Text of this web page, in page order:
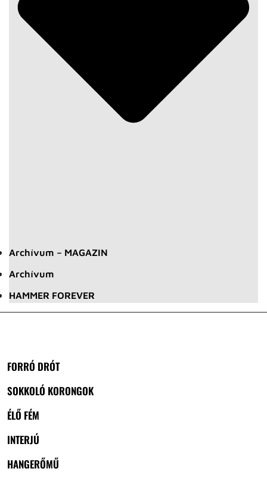
Archívum – MAGAZIN
Archívum
HAMMER FOREVER
FORRÓ DRÓT
SOKKOLÓ KORONGOK
ÉLŐ FÉM
INTERJÚ
HANGERŐMŰ